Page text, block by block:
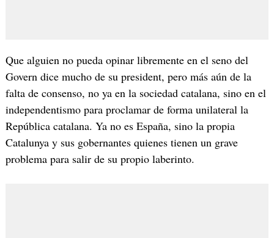
Que alguien no pueda opinar libremente en el seno del
Govern dice mucho de su president, pero más aún de la
falta de consenso, no ya en la sociedad catalana, sino en el
independentismo para proclamar de forma unilateral la
República catalana. Ya no es España, sino la propia
Catalunya y sus gobernantes quienes tienen un grave
problema para salir de su propio laberinto.